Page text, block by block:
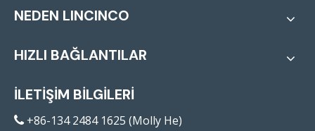
NEDEN LINCINCO
HIZLI BAĞLANTILAR
İLETİŞİM BİLGİLERİ
 +86-134 2484 1625 (Molly He)